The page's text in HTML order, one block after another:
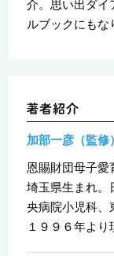
介。思い出ダイ
ルブックにもな
加部一彦（監修）
恩賜財団母子愛
埼玉県生まれ。
央病院小児科、
１９９６年より